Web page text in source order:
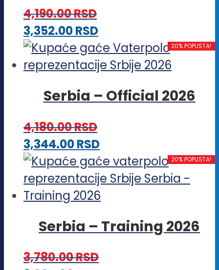
biti
izabrane
na
proizvoda.
4,190.00RSD
3,352.00RSDOvaj
proizvod
ima
varijanti.
biti
izabrane
na
stranici
proizvoda.
20% POPUSTA!
Serbia – Official 2026
4,180.00RSD
3,344.00RSDOvaj
proizvod
ima
više
Opcije
20% POPUSTA!
Serbia – Training 2026
3,780.00RSD